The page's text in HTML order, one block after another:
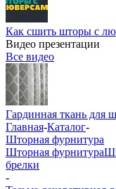
Как сшить шторы с
Видео презентации
Все видео
Гардинная ткань для
Главная-Каталог-
Шторная фурнитура
Шторная фурнитура
брелки
-